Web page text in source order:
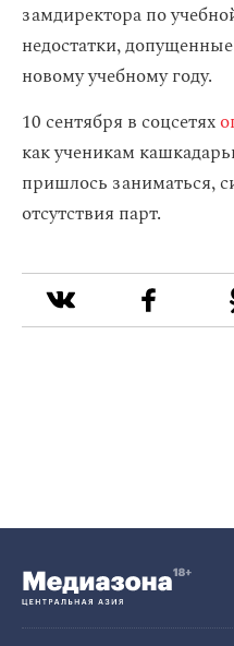
замдиректора по
недостатки,
новому учебному году.
10 сентября в соцсетях
как ученикам
пришлось заниматься,
отсутствия парт.